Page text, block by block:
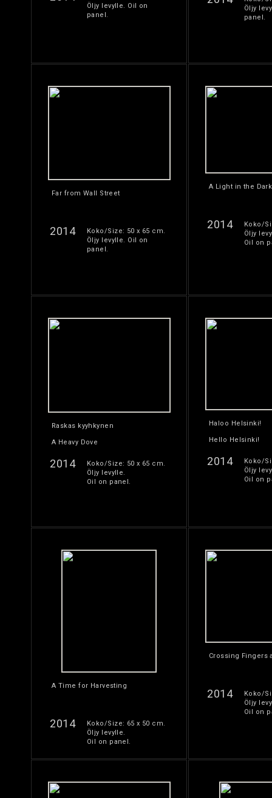
Öljy levylle. Oil on
panel.
Öljy
panel.
Far from Wall Street
2014
Koko/Size: 50 x 65 cm.
Öljy levylle. Oil on
panel.
A Light in the
2014
Koko/
Öljy
Oil on
Raskas kyyhkynen
A Heavy Dove
2014
Koko/Size: 50 x 65 cm.
Öljy levylle.
Oil on panel.
Haloo Helsinki!
Hello Helsinki!
2014
Koko/
Öljy
Oil on
A Time for Harvesting
2014
Koko/Size: 65 x 50 cm.
Öljy levylle.
Oil on panel.
Crossing Fingers
2014
Koko/
Öljy
Oil on